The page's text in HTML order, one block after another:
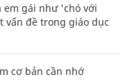
em gái như 'chó với
vấn đề trong giáo dục
cơ bản cần nhớ